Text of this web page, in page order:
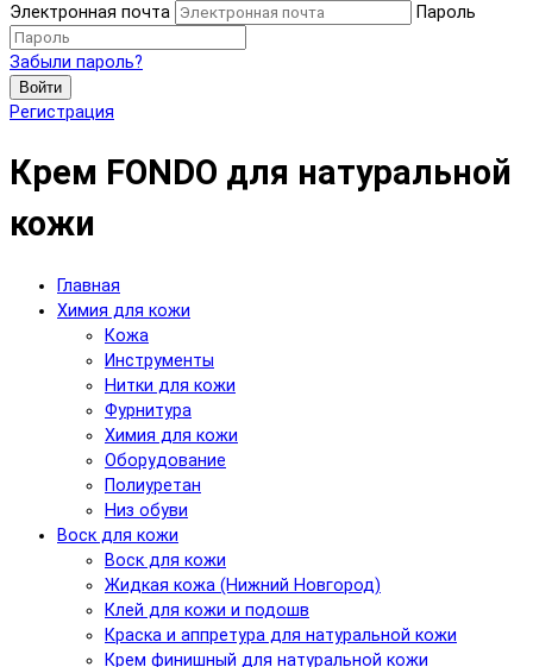
Электронная почта
Пароль
Забыли пароль?
Войти
Регистрация
Крем FONDO для натуральной
кожи
Главная
Химия для кожи
Кожа
Инструменты
Нитки для кожи
Фурнитура
Химия для кожи
Оборудование
Полиуретан
Низ обуви
Воск для кожи
Воск для кожи
Жидкая кожа (Нижний Новгород)
Клей для кожи и подошв
Краска и аппретура для натуральной кожи
Крем финишный для натуральной кожи